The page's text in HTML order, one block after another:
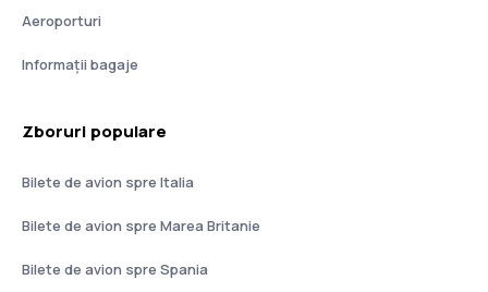
Aeroporturi
Informații bagaje
Zboruri populare
Bilete de avion spre Italia
Bilete de avion spre Marea Britanie
Bilete de avion spre Spania